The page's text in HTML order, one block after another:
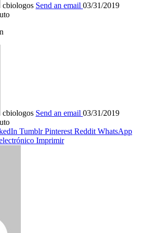
cbiologos Send an email 03/31/2019
cbiologos Send an email 03/31/2019
Tumblr Pinterest Reddit WhatsApp
Imprimir